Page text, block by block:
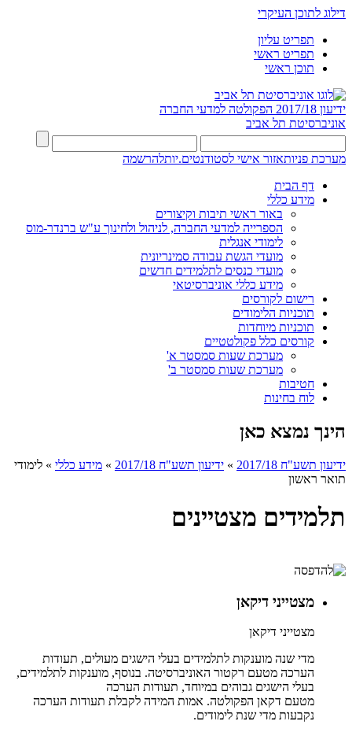
דילוג לתוכן העיקרי
תפריט עליון
תפריט ראשי
תוכן ראשי
ידיעון 2017/18
הפקולטה למדעי החברה
אוניברסיטת תל אביב
מערכת פניותאזור אישי לסטודנטים.יותלהרשמה
דף הבית
מידע כללי
באור ראשי תיבות וקיצורים
הספרייה למדעי החברה, לניהול ולחינוך ע"ש ברנדר-מוס
לימודי אנגלית
מועדי הגשת עבודה סמינריונית
מועדי כנסים לתלמידים חדשים
מידע כללי אוניברסיטאי
רישום לקורסים
תוכניות הלימודים
תוכניות מיוחדות
קורסים כלל פקולטטיים
מערכת שעות סמסטר א'
מערכת שעות סמסטר ב'
חטיבות
לוח בחינות
הינך נמצא כאן
ידיעון תשע"ח 2017/18 » ידיעון תשע"ח 2017/18 » מידע כללי » לימודי
תואר ראשון
תלמידים מצטיינים
מצטייני דיקאן
מצטייני דיקאן
מדי שנה מוענקות לתלמידים בעלי הישגים מעולים, תעודות
הערכה מטעם רקטור האוניברסיטה. בנוסף, מוענקות לתלמידים,
בעלי הישגים גבוהים במיוחד, תעודות הערכה
מטעם דקאן הפקולטה. אמות המידה לקבלת תעודות הערכה
נקבעות מדי שנת לימודים.